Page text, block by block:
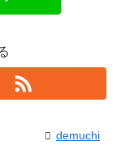
demuchi